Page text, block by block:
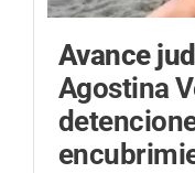
Avance
Agostina